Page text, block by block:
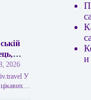
2026
У
и